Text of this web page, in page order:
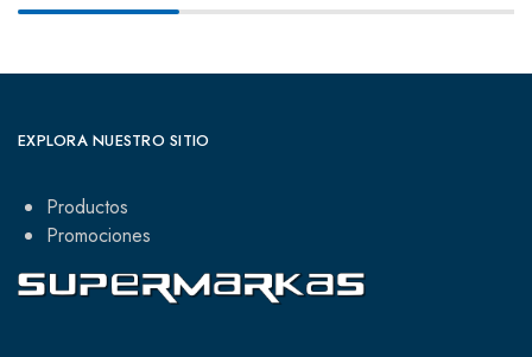
EXPLORA NUESTRO SITIO
Productos
Promociones